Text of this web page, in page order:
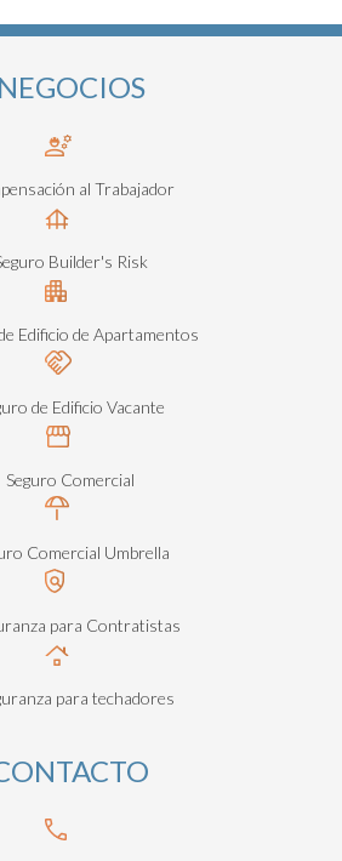
NEGOCIOS
al Trabajador
Builder's Risk
Edificio de Apartamentos
de Edificio Vacante
Seguro Comercial
Comercial Umbrella
para Contratistas
para techadores